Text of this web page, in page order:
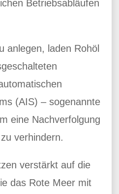
Betriebsabläufen
anlegen, laden Rohöl
(AIS) – sogenannte
eine Nachverfolgung
verhindern.
verstärkt auf die
das Rote Meer mit